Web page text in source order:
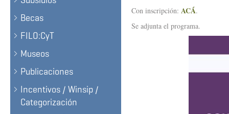
Becas
FILO:CyT
Museos
Publicaciones
Incentivos / Winsip /
Categorización
Con inscripción: ACÁ.
Se adjunta el programa.